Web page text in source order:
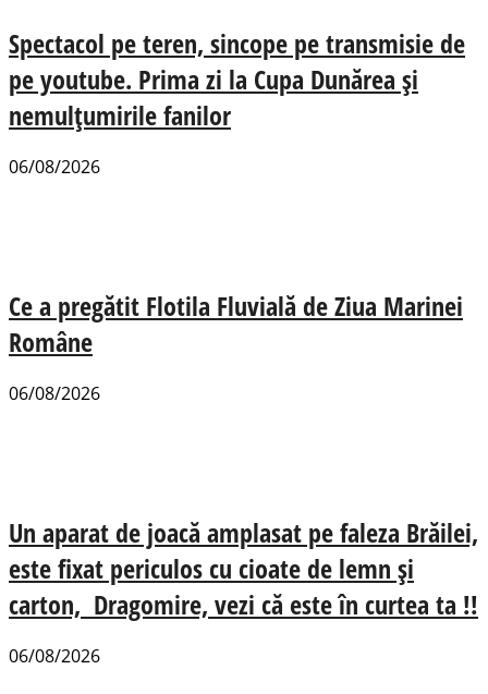
Spectacol pe teren, sincope pe transmisie de
pe youtube. Prima zi la Cupa Dunărea și
nemulțumirile fanilor
06/08/2026
Ce a pregătit Flotila Fluvială de Ziua Marinei
Române
06/08/2026
Un aparat de joacă amplasat pe faleza Brăilei,
este fixat periculos cu cioate de lemn și
carton, Dragomire, vezi că este în curtea ta !!
06/08/2026